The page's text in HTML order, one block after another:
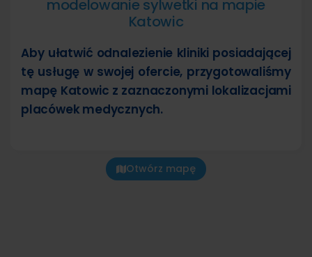
modelowanie sylwetki na mapie
Katowic
Aby ułatwić odnalezienie kliniki posiadającej
tę usługę w swojej ofercie, przygotowaliśmy
mapę Katowic z zaznaczonymi lokalizacjami
placówek medycznych.
Otwórz mapę